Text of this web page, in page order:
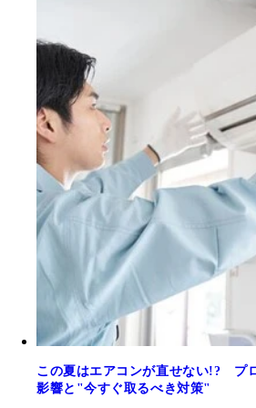
この夏はエアコンが直せない!? プ
影響と"今すぐ取るべき対策"